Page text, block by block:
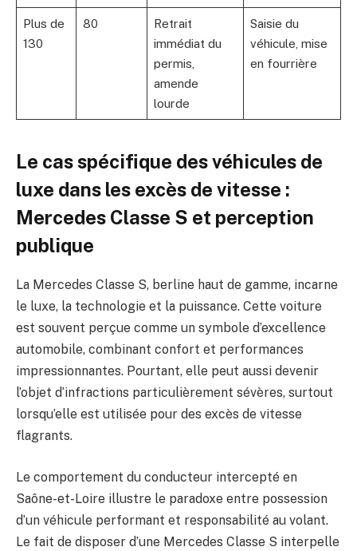
Plus de
130
80
Retrait
immédiat du
permis,
amende
lourde
Saisie du
véhicule, mise
en fourrière
Le cas spécifique des véhicules de
luxe dans les excès de vitesse :
Mercedes Classe S et perception
publique
La Mercedes Classe S, berline haut de gamme, incarne
le luxe, la technologie et la puissance. Cette voiture
est souvent perçue comme un symbole d’excellence
automobile, combinant confort et performances
impressionnantes. Pourtant, elle peut aussi devenir
l’objet d’infractions particulièrement sévères, surtout
lorsqu’elle est utilisée pour des excès de vitesse
flagrants.
Le comportement du conducteur intercepté en
Saône-et-Loire illustre le paradoxe entre possession
d’un véhicule performant et responsabilité au volant.
Le fait de disposer d’une Mercedes Classe S interpelle